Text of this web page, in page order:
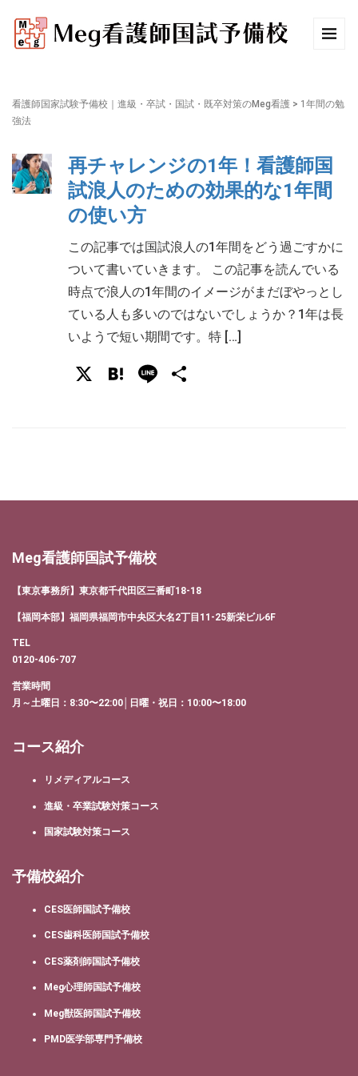
看護師国家試験予備校｜進級・卒試・国試・既卒対策のMeg看護 > 1年間の勉
強法
再チャレンジの1年！看護師国
試浪人のための効果的な1年間
の使い方
この記事では国試浪人の1年間をどう過ごすかに
ついて書いていきます。 この記事を読んでいる
時点で浪人の1年間のイメージがまだぼやっとし
ている人も多いのではないでしょうか？1年は長
いようで短い期間です。特 […]
X Hatena
Line
Meg看護師国試予備校
【東京事務所】東京都千代田区三番町18-18
【福岡本部】福岡県福岡市中央区大名2丁目11-25新栄ビル6F
TEL
0120-406-707
営業時間
月～土曜日：8:30〜22:00│日曜・祝日：10:00〜18:00
コース紹介
リメディアルコース
進級・卒業試験対策コース
国家試験対策コース
予備校紹介
CES医師国試予備校
CES歯科医師国試予備校
CES薬剤師国試予備校
Meg心理師国試予備校
Meg獣医師国試予備校
PMD医学部専門予備校